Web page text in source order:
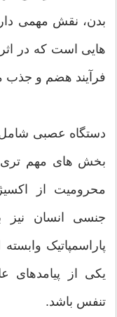
بدن، نقش مهمی
هایی است که در
فرآیند هضم و جذب
دستگاه عصبی
بخش های مهم تری
محرومیت از
جنسی انسان
پاراسمپاتیک
یکی از
تنفس باشد.